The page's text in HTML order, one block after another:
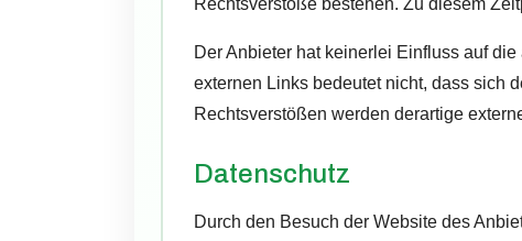
Der Anbieter hat keinerlei Einfluss auf
externen Links bedeutet nicht, dass sich
Rechtsverstößen werden derartige
Datenschutz
Durch den Besuch der Website des